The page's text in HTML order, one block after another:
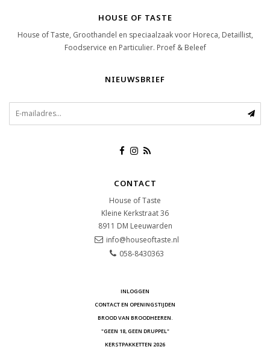
HOUSE OF TASTE
House of Taste, Groothandel en speciaalzaak voor Horeca, Detaillist,
Foodservice en Particulier. Proef & Beleef
NIEUWSBRIEF
CONTACT
House of Taste
Kleine Kerkstraat 36
8911 DM Leeuwarden
info@houseoftaste.nl
058-8430363
INLOGGEN
CONTACT EN OPENINGSTIJDEN
BROOD VAN BROODHEEREN.
"GEEN 18, GEEN DRUPPEL"
KERSTPAKKETTEN 2026